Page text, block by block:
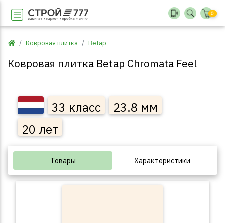
0
Ковровая плитка Betap
Ковровая плитка Betap Chromata Feel
33 класс
23.8 мм
20 лет
Товары Характеристики